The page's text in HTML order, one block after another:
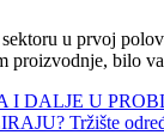
u prvoj
proizvodnje, bilo
U
Tržište